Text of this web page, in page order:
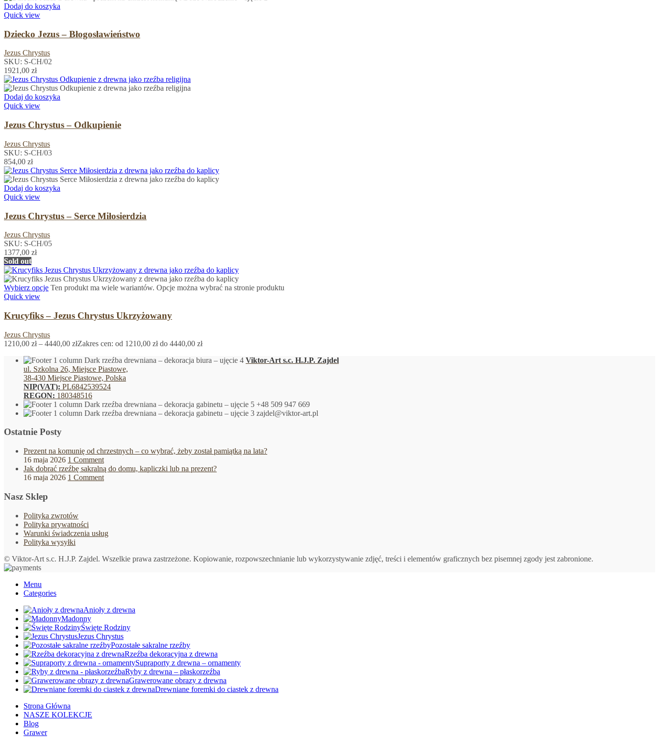
Dodaj do koszyka
Quick view
Dziecko Jezus – Błogosławieństwo
Jezus Chrystus
SKU: S-CH/02
1921,00 zł
Dodaj do koszyka
Quick view
Jezus Chrystus – Odkupienie
Jezus Chrystus
SKU: S-CH/03
854,00 zł
Dodaj do koszyka
Quick view
Jezus Chrystus – Serce Miłosierdzia
Jezus Chrystus
SKU: S-CH/05
1377,00 zł
Sold out
Wybierz opcje Ten produkt ma wiele wariantów. Opcje można wybrać na stronie produktu
Quick view
Krucyfiks – Jezus Chrystus Ukrzyżowany
Jezus Chrystus
1210,00 zł – 4440,00 złZakres cen: od 1210,00 zł do 4440,00 zł
Viktor-Art s.c. H.J.P. Zajdel
ul. Szkolna 26, Miejsce Piastowe,
38-430 Miejsce Piastowe, Polska
NIP(VAT): PL6842539524
REGON: 180348516
+48 509 947 669
zajdel@viktor-art.pl
Ostatnie Posty
Prezent na komunię od chrzestnych – co wybrać, żeby został pamiątką na lata?
16 maja 2026 1 Comment
Jak dobrać rzeźbę sakralną do domu, kapliczki lub na prezent?
16 maja 2026 1 Comment
Nasz Sklep
Polityka zwrotów
Polityka prywatności
Warunki świadczenia usług
Polityka wysyłki
© Viktor-Art s.c. H.J.P. Zajdel. Wszelkie prawa zastrzeżone. Kopiowanie, rozpowszechnianie lub wykorzystywanie zdjęć, treści i elementów graficznych bez pisemnej zgody jest zabronione.
Menu
Categories
Anioły z drewna
Madonny
Święte Rodziny
Jezus Chrystus
Pozostałe sakralne rzeźby
Rzeźba dekoracyjna z drewna
Supraporty z drewna – ornamenty
Ryby z drewna – płaskorzeźba
Grawerowane obrazy z drewna
Drewniane foremki do ciastek z drewna
Strona Główna
NASZE KOLEKCJE
Blog
Grawer